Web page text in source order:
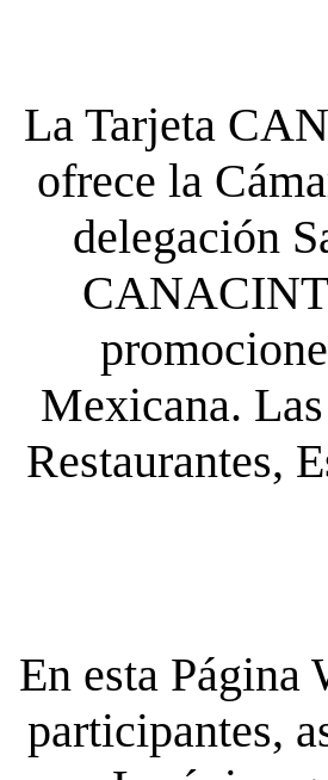
La Tarjeta
ofrece la
delegación
Mexicana.
Restaurantes,
En esta Página
participantes,